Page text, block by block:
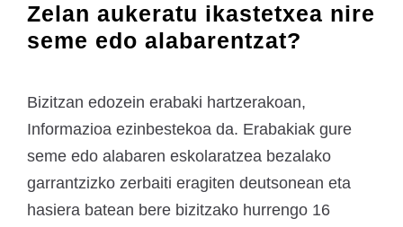
Zelan aukeratu ikastetxea nire
seme edo alabarentzat?
Bizitzan edozein erabaki hartzerakoan,
Informazioa ezinbestekoa da. Erabakiak gure
seme edo alabaren eskolaratzea bezalako
garrantzizko zerbaiti eragiten deutsonean eta
hasiera batean bere bizitzako hurrengo 16